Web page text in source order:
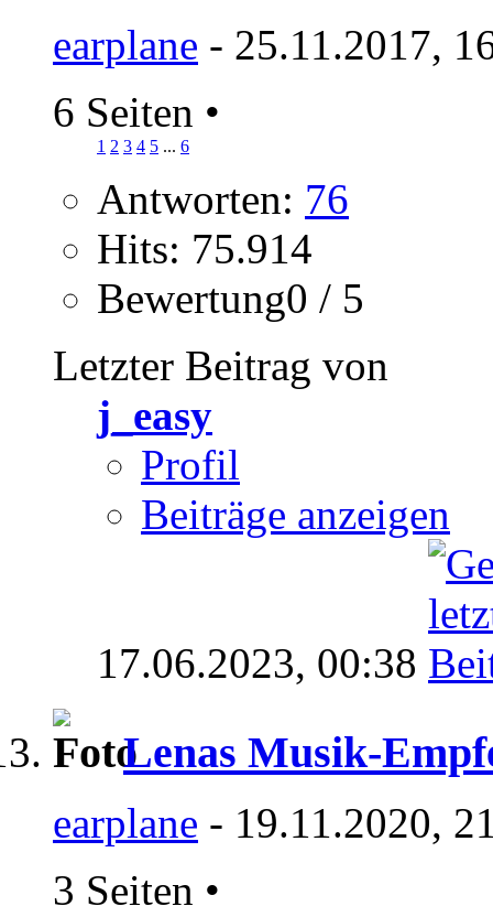
earplane - 25.11.2017,
6 Seiten •
1 2 3 4 5 ... 6
Antworten: 76
Hits: 75.914
Bewertung0 / 5
Letzter Beitrag von
j_easy
Profil
Beiträge anzeigen
17.06.2023, 00:38
Lenas Musik-
earplane - 19.11.2020,
3 Seiten •